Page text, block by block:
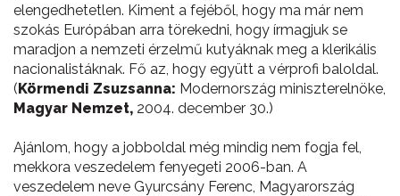
elengedhetetlen. Kiment a fejéből, hogy ma már nem
szokás Európában arra törekedni, hogy írmagjuk se
maradjon a nemzeti érzelmű kutyáknak meg a klerikális
nacionalistáknak. Fő az, hogy együtt a vérprofi baloldal.
(Körmendi Zsuzsanna: Modernország miniszterelnöke,
Magyar Nemzet, 2004. december 30.)
Ajánlom, hogy a jobboldal még mindig nem fogja fel,
mekkora veszedelem fenyegeti 2006-ban. A
veszedelem neve Gyurcsány Ferenc, Magyarország